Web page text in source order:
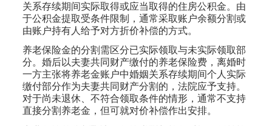
关系存续期间实际取得或应当取得的住房公积金。由
于公积金提取受条件限制，通常采取账户余额分割或
由账户持有人给予对方折价补偿的方式。
养老保险金的分割需区分已实际领取与未实际领取部
分。婚后以夫妻共同财产缴付的养老保险费，离婚时
一方主张将养老金账户中婚姻关系存续期间个人实际
缴付部分作为夫妻共同财产分割的，法院应予支持。
对于尚未退休、不符合领取条件的情形，通常不支持
直接分割养老金，但可就对价补偿作出安排。